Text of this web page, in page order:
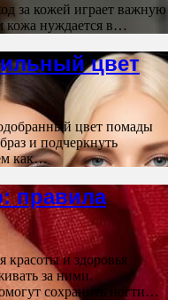
за кожей играет важную
кожа нуждается в…
цвет
цвет помады
и подчеркнуть
как…
правила
и здоровья
за ними.
сохранить ногти…